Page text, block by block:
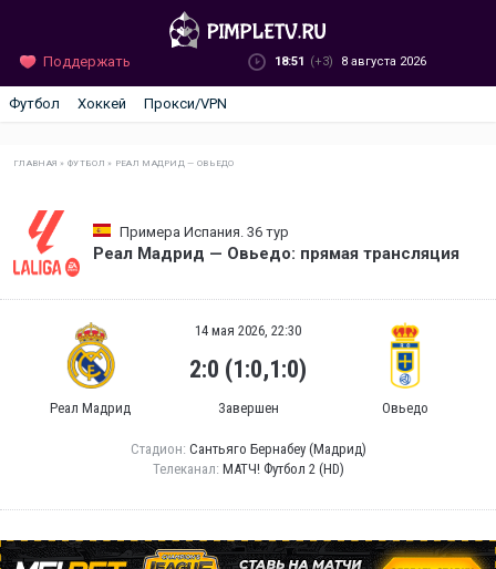
Поддержать 18:51 (+3) 8 августа 2026
Футбол Хоккей Прокси/VPN
ГЛАВНАЯ »ФУТБОЛ » РЕАЛ МАДРИД — ОВЬЕДО
Примера Испания. 36 тур
Реал Мадрид — Овьедо: прямая трансляция
Реал Мадрид
14 мая 2026, 22:30
2:0 (1:0,1:0)
Завершен Овьедо
Стадион: Сантьяго Бернабеу (Мадрид)
Телеканал: МАТЧ! Футбол 2 (HD)